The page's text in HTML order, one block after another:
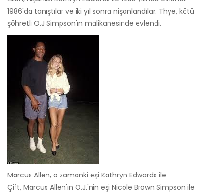
1986'da tanıştılar ve iki yıl sonra nişanlandılar. Thye, kötü
şöhretli O.J Simpson'ın malikanesinde evlendi.
Marcus Allen, o zamanki eşi Kathryn Edwards ile
Çift, Marcus Allen'ın O.J.'nin eşi Nicole Brown Simpson ile